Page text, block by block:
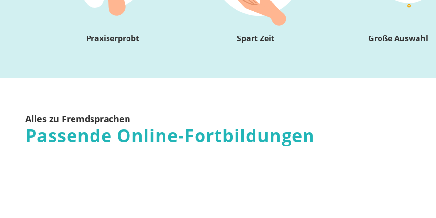
Praxiserprobt Spart Zeit Große Auswahl
Alles zu Fremdsprachen
Passende Online-Fortbildungen